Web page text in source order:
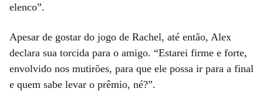
elenco”.
Apesar de gostar do jogo de Rachel, até então, Alex
declara sua torcida para o amigo. “Estarei firme e forte,
envolvido nos mutirões, para que ele possa ir para a final
e quem sabe levar o prêmio, né?”.